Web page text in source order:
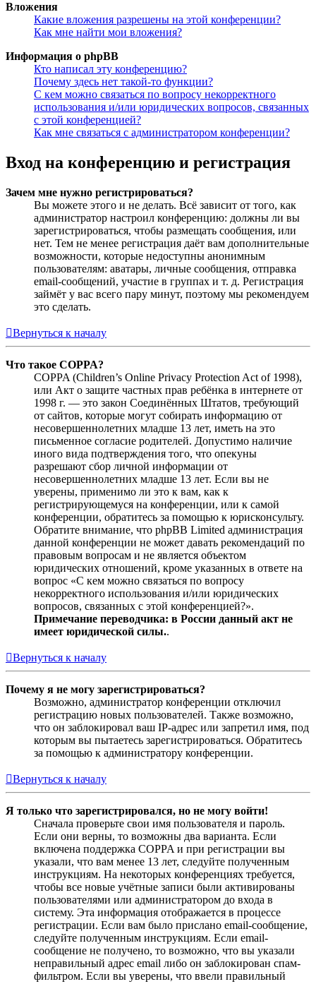
Вложения
Какие вложения разрешены на этой конференции?
Как мне найти мои вложения?
Информация о phpBB
Кто написал эту конференцию?
Почему здесь нет такой-то функции?
С кем можно связаться по вопросу некорректного
использования и/или юридических вопросов, связанных
с этой конференцией?
Как мне связаться с администратором конференции?
Вход на конференцию и регистрация
Зачем мне нужно регистрироваться?
Вы можете этого и не делать. Всё зависит от того, как
администратор настроил конференцию: должны ли вы
зарегистрироваться, чтобы размещать сообщения, или
нет. Тем не менее регистрация даёт вам дополнительные
возможности, которые недоступны анонимным
пользователям: аватары, личные сообщения, отправка
email-сообщений, участие в группах и т. д. Регистрация
займёт у вас всего пару минут, поэтому мы рекомендуем
это сделать.
Вернуться к началу
Что такое COPPA?
COPPA (Children’s Online Privacy Protection Act of 1998),
или Акт о защите частных прав ребёнка в интернете от
1998 г. — это закон Соединённых Штатов, требующий
от сайтов, которые могут собирать информацию от
несовершеннолетних младше 13 лет, иметь на это
письменное согласие родителей. Допустимо наличие
иного вида подтверждения того, что опекуны
разрешают сбор личной информации от
несовершеннолетних младше 13 лет. Если вы не
уверены, применимо ли это к вам, как к
регистрирующемуся на конференции, или к самой
конференции, обратитесь за помощью к юрисконсульту.
Обратите внимание, что phpBB Limited администрация
данной конференции не может давать рекомендаций по
правовым вопросам и не является объектом
юридических отношений, кроме указанных в ответе на
вопрос «С кем можно связаться по вопросу
некорректного использования и/или юридических
вопросов, связанных с этой конференцией?».
Примечание переводчика: в России данный акт не
имеет юридической силы..
Вернуться к началу
Почему я не могу зарегистрироваться?
Возможно, администратор конференции отключил
регистрацию новых пользователей. Также возможно,
что он заблокировал ваш IP-адрес или запретил имя, под
которым вы пытаетесь зарегистрироваться. Обратитесь
за помощью к администратору конференции.
Вернуться к началу
Я только что зарегистрировался, но не могу войти!
Сначала проверьте свои имя пользователя и пароль.
Если они верны, то возможны два варианта. Если
включена поддержка COPPA и при регистрации вы
указали, что вам менее 13 лет, следуйте полученным
инструкциям. На некоторых конференциях требуется,
чтобы все новые учётные записи были активированы
пользователями или администратором до входа в
систему. Эта информация отображается в процессе
регистрации. Если вам было прислано email-сообщение,
следуйте полученным инструкциям. Если email-
сообщение не получено, то возможно, что вы указали
неправильный адрес email либо он заблокирован спам-
фильтром. Если вы уверены, что ввели правильный